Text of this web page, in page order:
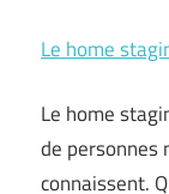
Le home
Le home
de personnes
connaissent.